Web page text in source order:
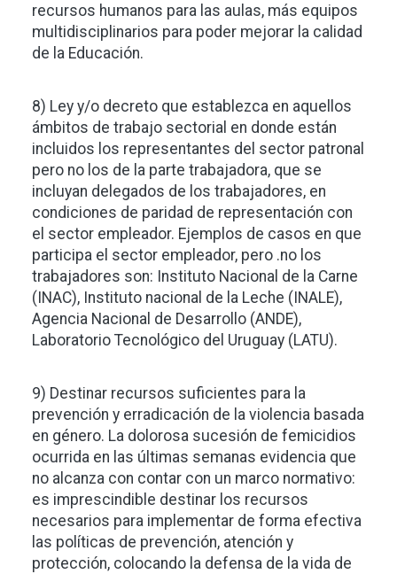
recursos humanos para las aulas, más equipos
multidisciplinarios para poder mejorar la calidad
de la Educación.
8) Ley y/o decreto que establezca en aquellos
ámbitos de trabajo sectorial en donde están
incluidos los representantes del sector patronal
pero no los de la parte trabajadora, que se
incluyan delegados de los trabajadores, en
condiciones de paridad de representación con
el sector empleador. Ejemplos de casos en que
participa el sector empleador, pero .no los
trabajadores son: Instituto Nacional de la Carne
(INAC), Instituto nacional de la Leche (INALE),
Agencia Nacional de Desarrollo (ANDE),
Laboratorio Tecnológico del Uruguay (LATU).
9) Destinar recursos suficientes para la
prevención y erradicación de la violencia basada
en género. La dolorosa sucesión de femicidios
ocurrida en las últimas semanas evidencia que
no alcanza con contar con un marco normativo:
es imprescindible destinar los recursos
necesarios para implementar de forma efectiva
las políticas de prevención, atención y
protección, colocando la defensa de la vida de